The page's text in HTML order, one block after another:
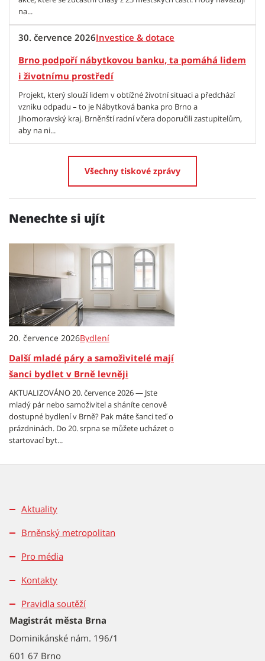
na...
30. července 2026Investice & dotace
Brno podpoří nábytkovou banku, ta pomáhá lidem
i životnímu prostředí
Projekt, který slouží lidem v obtížné životní situaci a předchází
vzniku odpadu – to je Nábytková banka pro Brno a
Jihomoravský kraj. Brněnští radní včera doporučili zastupitelům,
aby na ni...
Všechny tiskové zprávy
Nenechte si ujít
20. července 2026Bydlení
Další mladé páry a samoživitelé mají
šanci bydlet v Brně levněji
AKTUALIZOVÁNO 20. července 2026 — Jste
mladý pár nebo samoživitel a sháníte cenově
dostupné bydlení v Brně? Pak máte šanci teď o
prázdninách. Do 20. srpna se můžete ucházet o
startovací byt...
Aktuality
Brněnský metropolitan
Pro média
Kontakty
Pravidla soutěží
Magistrát města Brna
Dominikánské nám. 196/1
601 67 Brno